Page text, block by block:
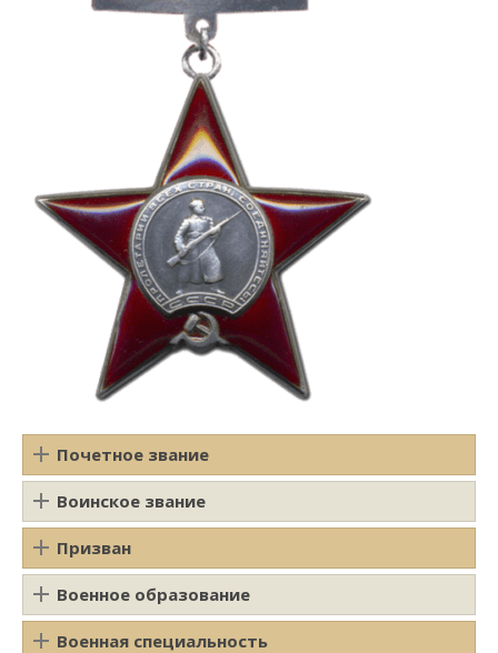
Почетное звание
Воинское звание
Призван
Военное образование
Военная специальность